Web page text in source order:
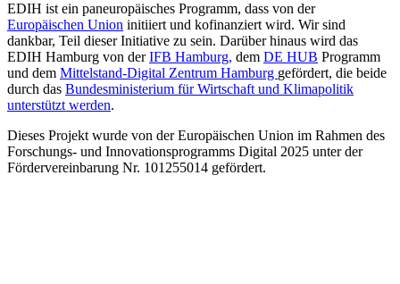
EDIH ist ein paneuropäisches Programm, dass von der
Europäischen Union initiiert und kofinanziert wird. Wir sind
dankbar, Teil dieser Initiative zu sein. Darüber hinaus wird das
EDIH Hamburg von derIFB Hamburg, dem DE HUB Programm
und dem Mittelstand-Digital Zentrum Hamburg gefördert, die beide
durch das Bundesministerium für Wirtschaft und Klimapolitik
unterstützt werden.
Dieses Projekt wurde von der Europäischen Union im Rahmen des
Forschungs- und Innovationsprogramms Digital 2025 unter der
Fördervereinbarung Nr. 101255014 gefördert.